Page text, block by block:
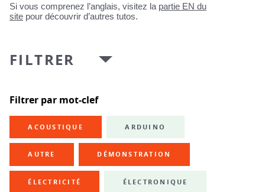
Si vous comprenez l’anglais, visitez la partie EN du
site pour découvrir d’autres tutos.
FILTRER
Filtrer par mot-clef
ACOUSTIQUE ARDUINO
AUTRE DÉMONSTRATION
ÉLECTRICITÉ ÉLECTRONIQUE